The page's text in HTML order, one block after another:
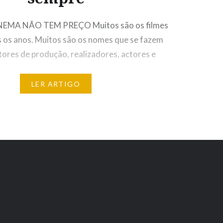
NÃO TEM PREÇO Muitos são os filmes
anos. Muitos são os nomes que se fazem
de produção, realizadores, actores e
realização. Na verdade, todos os filmes têm
ao mundo e revelam,…
LER ARTIGO